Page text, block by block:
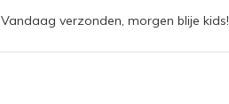
Vandaag verzonden, morgen blije kids!